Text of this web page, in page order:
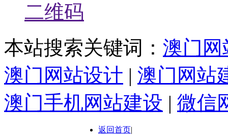
二维码
本站搜索关键词： 澳门网
澳门网站设计 | 澳门网站
澳门手机网站建设 | 微信
返回首页|